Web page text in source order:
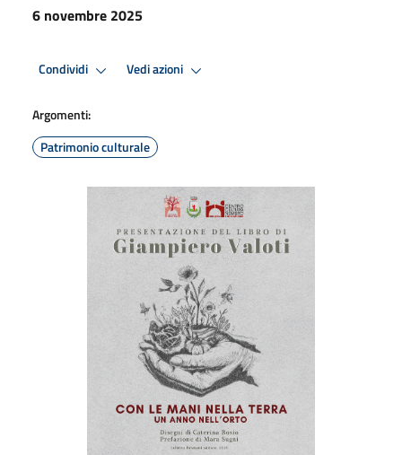
6 novembre 2025
Condividi Vedi azioni
Argomenti:
Patrimonio culturale